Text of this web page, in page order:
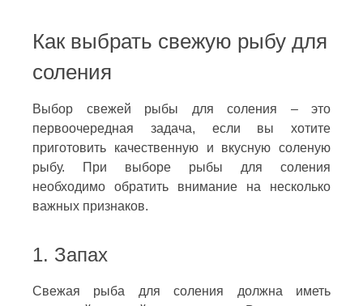
Как выбрать свежую рыбу для
соления
Выбор свежей рыбы для соления – это
первоочередная задача, если вы хотите
приготовить качественную и вкусную соленую
рыбу. При выборе рыбы для соления
необходимо обратить внимание на несколько
важных признаков.
1. Запах
Свежая рыба для соления должна иметь